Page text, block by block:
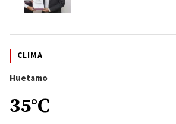
CLIMA
Huetamo
35°C